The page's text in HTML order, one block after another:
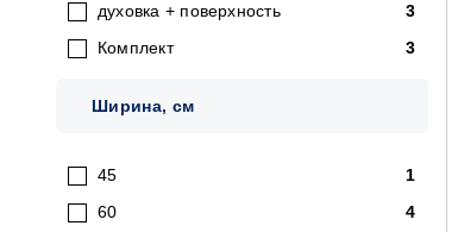
духовка + поверхность
3
Комплект
3
Ширина, см
45
1
60
4